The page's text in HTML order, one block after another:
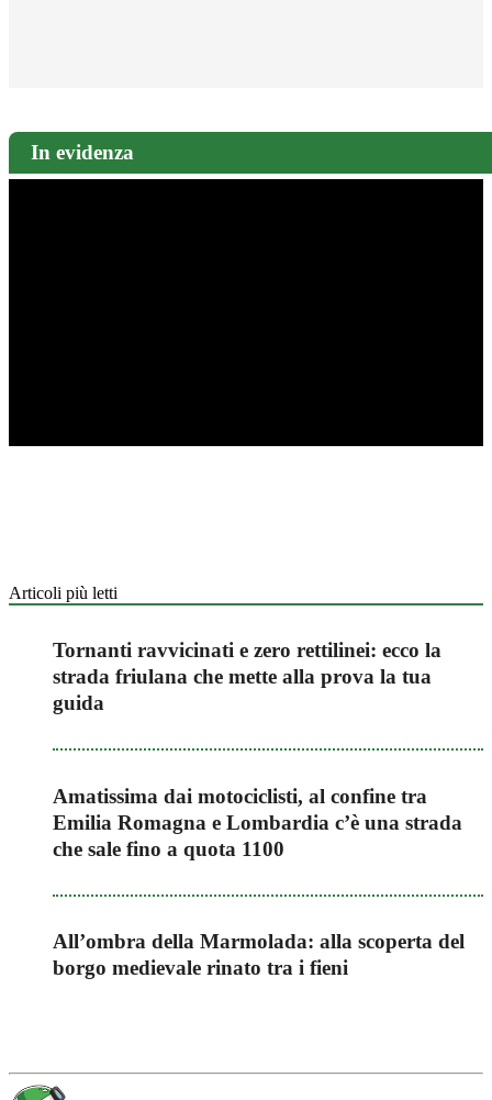
In evidenza
Articoli più letti
Tornanti ravvicinati e zero rettilinei: ecco la
strada friulana che mette alla prova la tua
guida
Amatissima dai motociclisti, al confine tra
Emilia Romagna e Lombardia c’è una strada
che sale fino a quota 1100
All’ombra della Marmolada: alla scoperta del
borgo medievale rinato tra i fieni